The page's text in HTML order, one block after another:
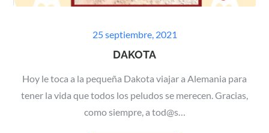
Posted
25 septiembre, 2021
DAKOTA
Hoy le toca a la pequeña Dakota viajar a Alemania para
tener la vida que todos los peludos se merecen. Gracias,
como siempre, a tod@s…